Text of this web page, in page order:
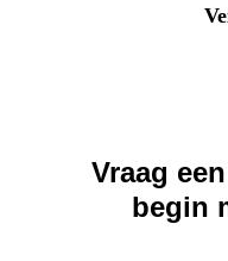
Vraag
begin